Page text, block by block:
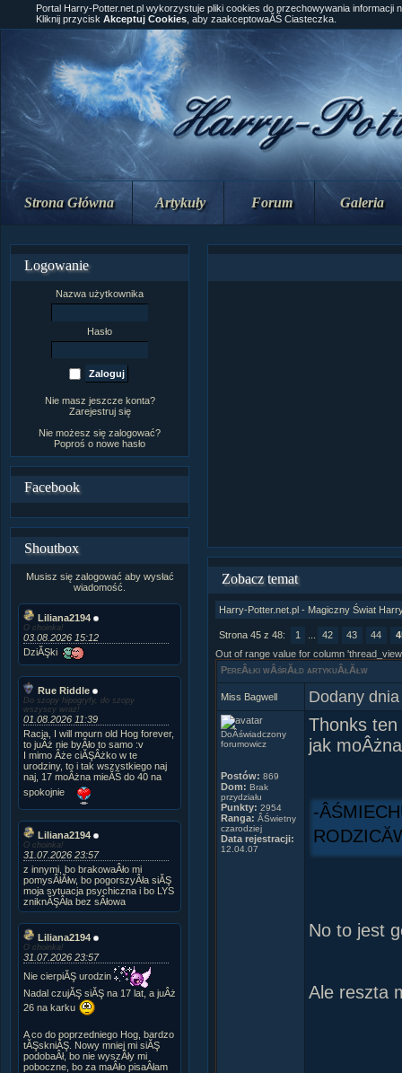
Strona Główna Artykuły Forum Galeria
Logowanie
Nazwa użytkownika
Hasło
Nie masz jeszcze konta?
Zarejestruj się
Nie możesz się zalogować?
Poproś o nowe hasło
Facebook
Shoutbox
Musisz się zalogować aby wysłać
wiadomość.
Liliana2194
O choinka!
03.08.2026 15:12
DziĂŞki
Rue Riddle
Do szopy hipogryfy, do szopy
wszyscy wraz!
01.08.2026 11:39
Racja, I will mourn old Hog forever,
to juÂż nie byÂło to samo :v
I mimo Âże ciĂŞÂżko w te
urodziny, to i tak wszystkiego naj
naj, 17 moÂżna mieĂŚ do 40 na
spokojnie
Liliana2194
O choinka!
31.07.2026 23:57
z innymi, bo brakowaÂło mi
pomysÂłĂłw, bo pogorszyÂła siĂŞ
moja sytuacja psychiczna i bo LYS
zniknĂŞÂła bez sÂłowa
Liliana2194
O choinka!
31.07.2026 23:57
Nie cierpiĂŞ urodzin
Nadal czujĂŞ siĂŞ na 17 lat, a juÂż
26 na karku
A co do poprzedniego Hog, bardzo
tĂŞskniĂŞ. Nowy mniej mi siĂŞ
podobaÂł, bo nie wyszÂły mi
poboczne, bo za maÂło pisaÂłam
Portal Harry-Potter.net.pl wykorzystuje pliki cookies do przechowywania informacji
Kliknij przycisk Akceptuj Cookies , aby zaakceptowaĂŚ Ciasteczka.
Zobacz temat
Harry-Potter.net.pl - Magiczny Świat
Strona 45 z 48: 1 42 43 44
Out of range value for column
PereÂłki wÂśrĂłd artykuÂłĂłw
Miss Bagwell Dodany
DoÂświadczony
forumowicz
Postów: 869
Dom: Brak
przydziału
Punkty: 2954
Ranga: ÂŚwietny
czarodziej
Data rejestracji:
12.04.07
Thonks
jak
-
No to jest
Ale reszta